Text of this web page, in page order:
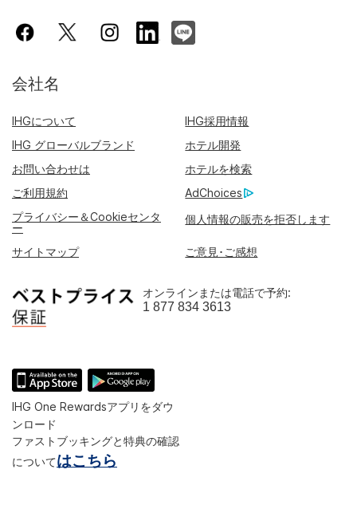
会社名
IHGについて
IHG採用情報
IHG グローバルブランド
ホテル開発
お問い合わせは
ホテルを検索
ご利用規約
AdChoices
プライバシー＆Cookieセンタ
ー
個人情報の販売を拒否します
サイトマップ ご意見･ご感想
オンラインまたは電話で予約:
1 877 834 3613
IHG One Rewardsアプリをダウ
ンロード
ファストブッキングと特典の確認
についてはこちら